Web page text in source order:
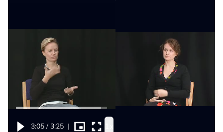
3:05 / 3:25 |